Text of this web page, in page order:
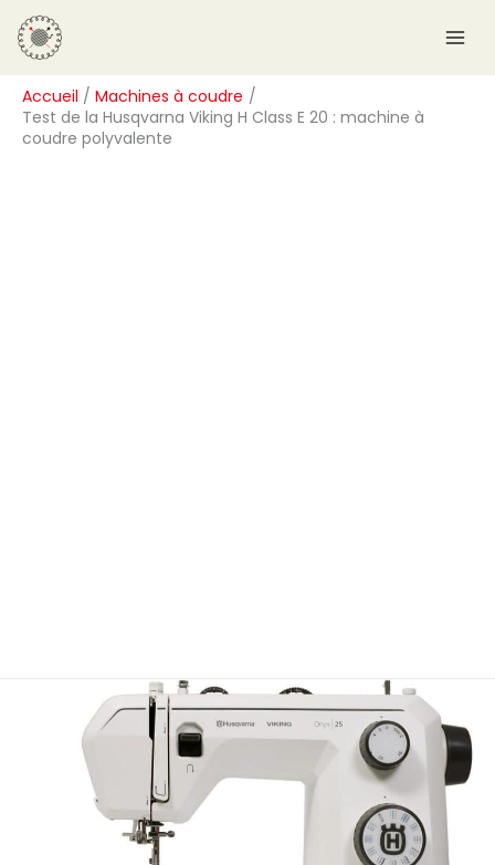
Aller
au
contenu
Accueil
Machines à coudre
Test de la Husqvarna Viking H Class E 20 : machine à
coudre polyvalente
R
e
c
h
e